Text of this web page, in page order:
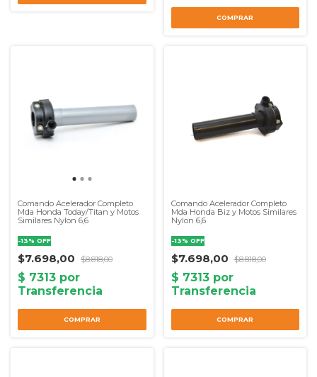
Comando Acelerador Completo
Mda Honda Today/Titan y Motos
Similares Nylon 6,6
-13% OFF
$7.698,00 $8.818,00
Comando Acelerador Completo
Mda Honda Biz y Motos Similares
Nylon 6,6
-13% OFF
$7.698,00 $8.818,00